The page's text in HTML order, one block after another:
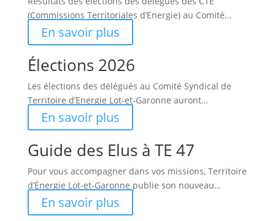
(Commissions Territoriales d’Energie) au Comité…
En savoir plus
Élections 2026
Les élections des délégués au Comité Syndical de
Territoire d’Energie Lot-et-Garonne auront…
En savoir plus
Guide des Elus à TE 47
Pour vous accompagner dans vos missions, Territoire
d’Énergie Lot-et-Garonne publie son nouveau…
En savoir plus